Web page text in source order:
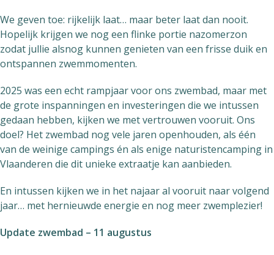
We geven toe: rijkelijk laat… maar beter laat dan nooit.
Hopelijk krijgen we nog een flinke portie nazomerzon
zodat jullie alsnog kunnen genieten van een frisse duik en
ontspannen zwemmomenten.
2025 was een echt rampjaar voor ons zwembad, maar met
de grote inspanningen en investeringen die we intussen
gedaan hebben, kijken we met vertrouwen vooruit. Ons
doel? Het zwembad nog vele jaren openhouden, als één
van de weinige campings én als enige naturistencamping in
Vlaanderen die dit unieke extraatje kan aanbieden.
En intussen kijken we in het najaar al vooruit naar volgend
jaar… met hernieuwde energie en nog meer zwemplezier!
Update zwembad – 11 augustus